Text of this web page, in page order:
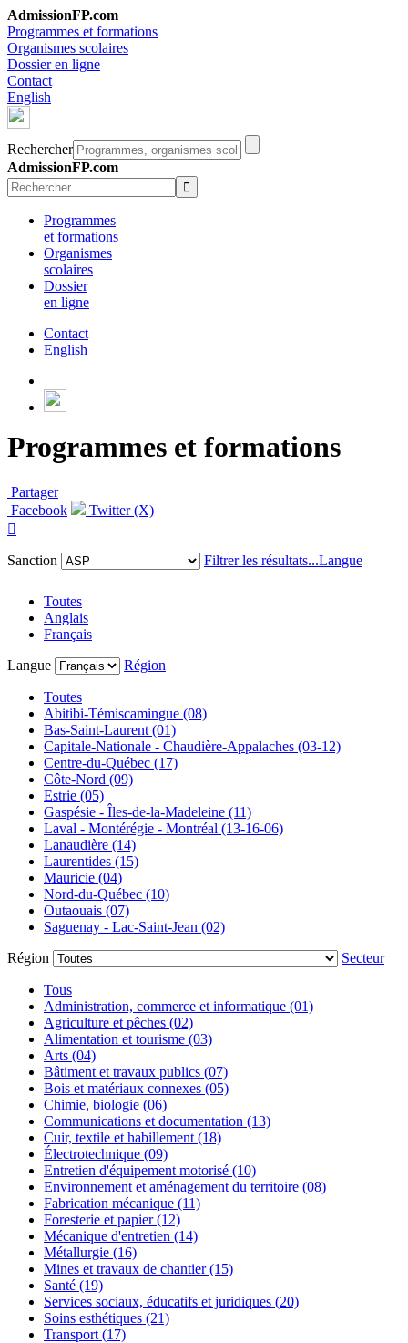
AdmissionFP.com
Programmes et formations
Organismes scolaires
Dossier en ligne
Contact
English
Rechercher
AdmissionFP.com
Programmes
et formations
Organismes
scolaires
Dossier
en ligne
Contact
English
Programmes et formations
Partager
Facebook
Twitter (X)

Sanction
Filtrer les résultats...Langue
Toutes
Anglais
Français
Langue
Région
Toutes
Abitibi-Témiscamingue (08)
Bas-Saint-Laurent (01)
Capitale-Nationale - Chaudière-Appalaches (03-12)
Centre-du-Québec (17)
Côte-Nord (09)
Estrie (05)
Gaspésie - Îles-de-la-Madeleine (11)
Laval - Montérégie - Montréal (13-16-06)
Lanaudière (14)
Laurentides (15)
Mauricie (04)
Nord-du-Québec (10)
Outaouais (07)
Saguenay - Lac-Saint-Jean (02)
Région
Secteur
Tous
Administration, commerce et informatique (01)
Agriculture et pêches (02)
Alimentation et tourisme (03)
Arts (04)
Bâtiment et travaux publics (07)
Bois et matériaux connexes (05)
Chimie, biologie (06)
Communications et documentation (13)
Cuir, textile et habillement (18)
Électrotechnique (09)
Entretien d'équipement motorisé (10)
Environnement et aménagement du territoire (08)
Fabrication mécanique (11)
Foresterie et papier (12)
Mécanique d'entretien (14)
Métallurgie (16)
Mines et travaux de chantier (15)
Santé (19)
Services sociaux, éducatifs et juridiques (20)
Soins esthétiques (21)
Transport (17)